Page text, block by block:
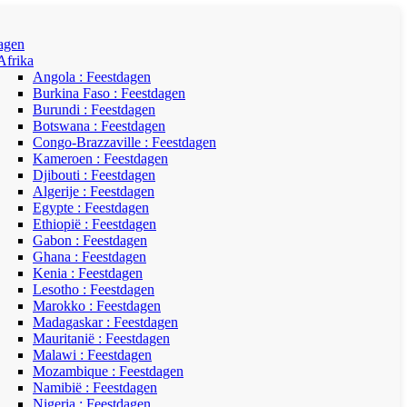
Angola : Feestdagen
Burkina Faso : Feestdagen
Burundi : Feestdagen
Botswana : Feestdagen
Congo-Brazzaville : Feestdagen
Kameroen : Feestdagen
Djibouti : Feestdagen
Algerije : Feestdagen
Egypte : Feestdagen
Ethiopië : Feestdagen
Gabon : Feestdagen
Ghana : Feestdagen
Kenia : Feestdagen
Lesotho : Feestdagen
Marokko : Feestdagen
Madagaskar : Feestdagen
Mauritanië : Feestdagen
Malawi : Feestdagen
Mozambique : Feestdagen
Namibië : Feestdagen
Nigeria : Feestdagen